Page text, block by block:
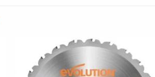
Toevoegen
aan